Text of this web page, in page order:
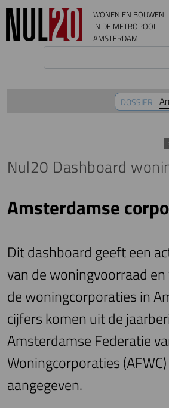
Overslaan en naar de inhoud gaan
WONEN EN BOUWEN
IN DE METROPOOL
AMSTERDAM
DOSSIER
Nul20 Dashboard
Amsterdamse
Dit dashboard geeft een
van de woningvoorraad
de woningcorporaties in
cijfers komen uit de
Amsterdamse Federatie
Woningcorporaties
aangegeven.